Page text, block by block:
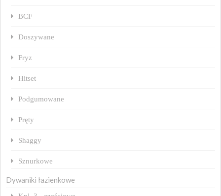
BCF
Doszywane
Fryz
Hitset
Podgumowane
Pręty
Shaggy
Sznurkowe
Dywaniki łazienkowe